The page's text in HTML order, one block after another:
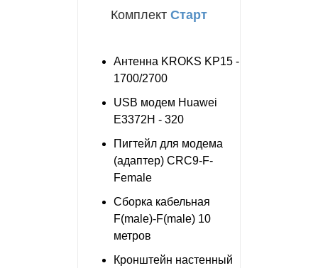
Комплект Старт
Антенна KROKS KP15 -
1700/2700
USB модем Huawei
E3372H - 320
Пигтейл для модема
(адаптер) CRC9-F-
Female
Сборка кабельная
F(male)-F(male) 10
метров
Кронштейн настенный